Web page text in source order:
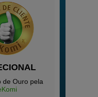
de Ouro pela